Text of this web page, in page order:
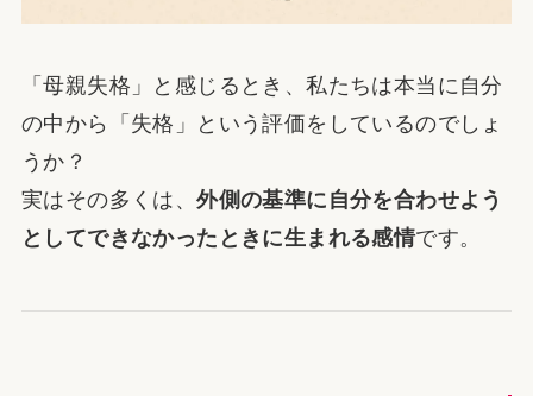
「母親失格」と感じるとき、私たちは本当に自分
の中から「失格」という評価をしているのでしょ
うか？
実はその多くは、外側の基準に自分を合わせよう
としてできなかったときに生まれる感情です。